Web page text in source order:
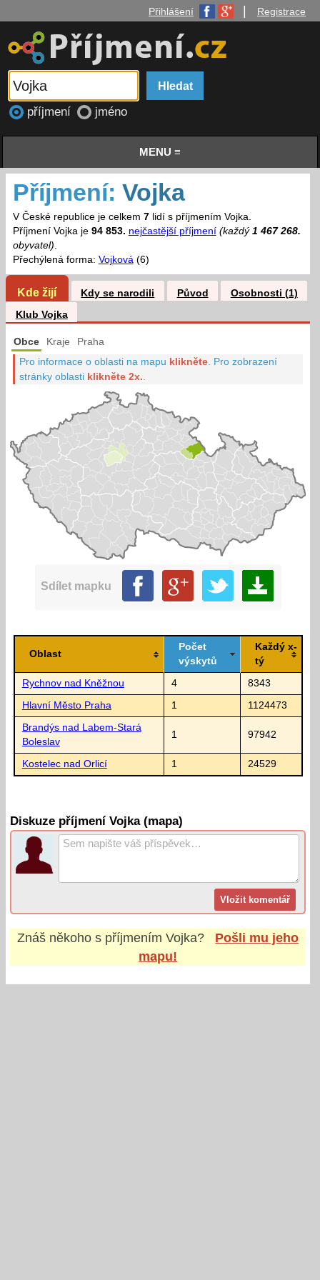
Přihlášení Registrace
příjmení jméno
MENU ≡
Příjmení: Vojka
V České republice je celkem 7lidí s příjmením Vojka.
Příjmení Vojka je 94 853. nejčastější příjmení (každý 1 467 268.
obyvatel).
Přechýlená forma: Vojková(6)
Kde žijí Kdy se narodili Původ
Osobnosti (1)
Klub Vojka
Obce Kraje Praha
Pro informace o oblasti na mapu klikněte Pro zobrazení
stránky oblasti klikněte 2x.
Sdílet mapku
Oblast
Počet
výskytů
Každý x-
tý
Rychnov nad Kněžnou 4 8343
Hlavní Město Praha 1 1124473
Brandýs nad Labem-Stará
Boleslav
1 97942
Kostelec nad Orlicí 1 24529
Diskuze příjmení Vojka (mapa)
Znáš někoho s příjmenímVojka?
Pošli mu jeho
mapu!